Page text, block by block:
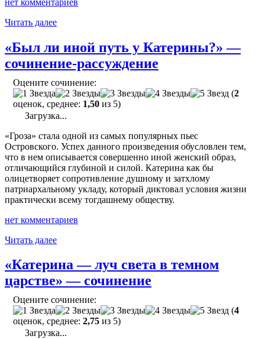
Читать далее"«Город
его
обитатели»
сочинение"
«Был ли иной путь у Катерины?» —
сочинение-рассуждение
Оцените сочинение:
(2
оценок, среднее: 1,50 из 5)
Загрузка...
«Гроза» стала одной из самых популярных пьес
Островского. Успех данного произведения обусловлен тем,
что в нем описывается совершенно иной женский образ,
отличающийся глубиной и силой. Катерина как бы
олицетворяет сопротивление душному и затхлому
патриархальному укладу, который диктовал условия жизни
практически всему тогдашнему обществу.
нет комментариев
Читать далее"«Был
иной
путь
у
—
сочинение-
рассуждение"
«Катерина — луч света в темном
царстве» — сочинение
Оцените сочинение:
(4
оценок, среднее: 2,75 из 5)
Загрузка...